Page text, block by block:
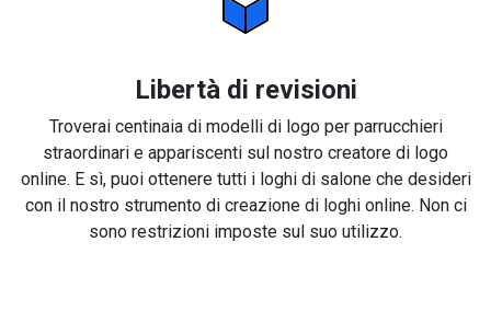
Libertà di revisioni
Troverai centinaia di modelli di logo per parrucchieri
straordinari e appariscenti sul nostro creatore di logo
online. E sì, puoi ottenere tutti i loghi di salone che desideri
con il nostro strumento di creazione di loghi online. Non ci
sono restrizioni imposte sul suo utilizzo.